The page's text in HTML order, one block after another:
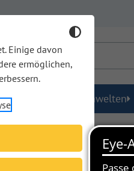
Einige davon
ermöglichen,
Themenwelten